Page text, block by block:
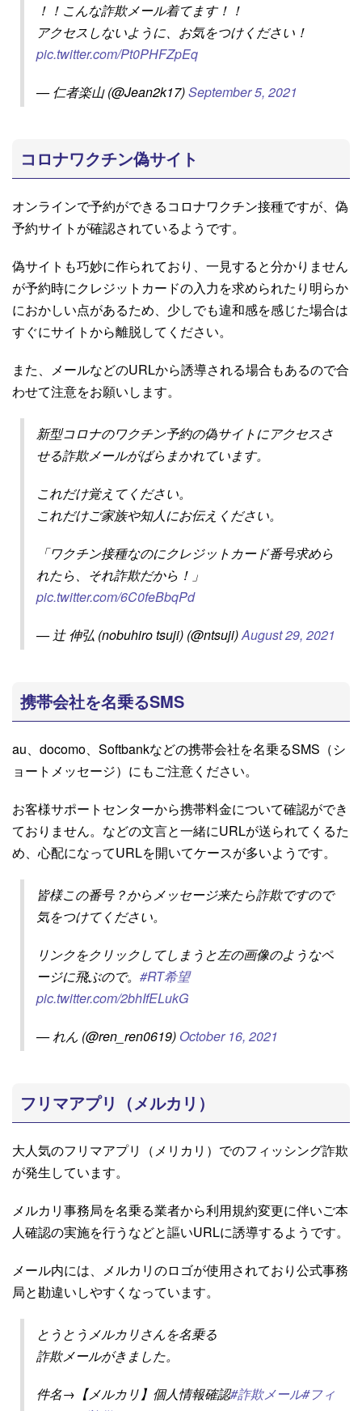
！！こんな詐欺メール着てます！！
アクセスしないように、お気をつけください！
pic.twitter.com/Pt0PHFZpEq
— 仁者楽山 (@Jean2k17)September 5, 2021
コロナワクチン偽サイト
オンラインで予約ができるコロナワクチン接種ですが、偽
予約サイトが確認されているようです。
偽サイトも巧妙に作られており、一見すると分かりません
が予約時にクレジットカードの入力を求められたり明らか
におかしい点があるため、少しでも違和感を感じた場合は
すぐにサイトから離脱してください。
また、メールなどのURLから誘導される場合もあるので合
わせて注意をお願いします。
新型コロナのワクチン予約の偽サイトにアクセスさ
せる詐欺メールがばらまかれています。
これだけ覚えてください。
これだけご家族や知人にお伝えください。
「ワクチン接種なのにクレジットカード番号求めら
れたら、それ詐欺だから！」
pic.twitter.com/6C0feBbqPd
— 辻 伸弘 (nobuhiro tsuji) (@ntsuji)August 29, 2021
携帯会社を名乗るSMS
au、docomo、Softbankなどの携帯会社を名乗るSMS（シ
ョートメッセージ）にもご注意ください。
お客様サポートセンターから携帯料金について確認ができ
ておりません。などの文言と一緒にURLが送られてくるた
め、心配になってURLを開いてケースが多いようです。
皆様この番号？からメッセージ来たら詐欺ですので
気をつけてください。
リンクをクリックしてしまうと左の画像のようなペ
ージに飛ぶので。 #RT希望
pic.twitter.com/2bhIfELukG
— れん (@ren_ren0619) October 16, 2021
フリマアプリ（メルカリ）
大人気のフリマアプリ（メリカリ）でのフィッシング詐欺
が発生しています。
メルカリ事務局を名乗る業者から利用規約変更に伴いご本
人確認の実施を行うなどと謳いURLに誘導するようです。
メール内には、メルカリのロゴが使用されており公式事務
局と勘違いしやすくなっています。
とうとうメルカリさんを名乗る
詐欺メールがきました。
件名→【メルカリ】個人情報確認#詐欺メール#フィ